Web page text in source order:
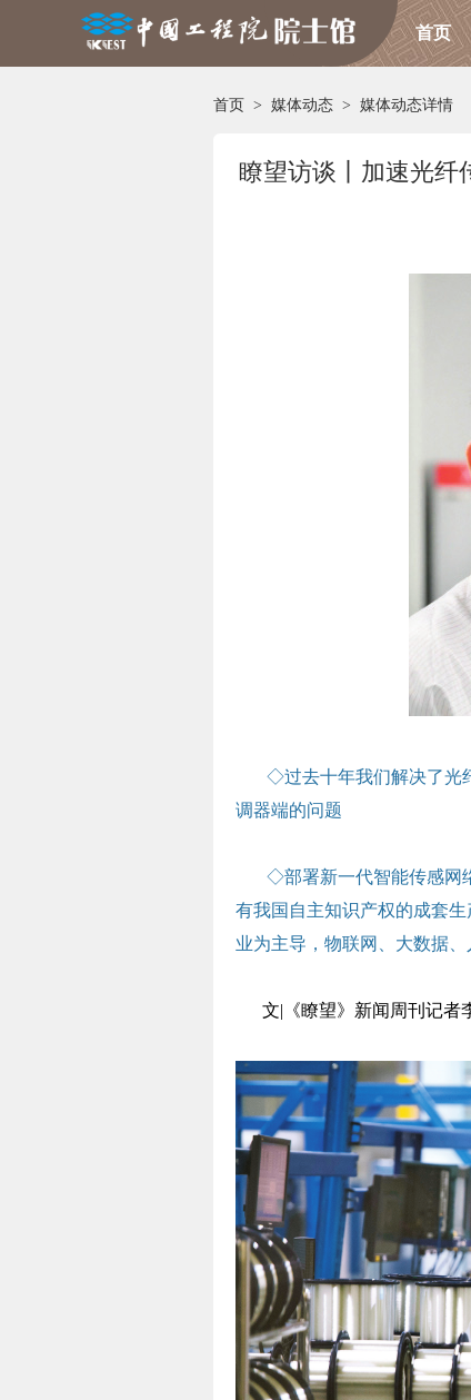
首页
首页 > 媒体动态 > 媒体动态详情
瞭望访谈丨加速光
◇过去十年我们解决了光
调器端的问题
◇部署新一代智能传感网
有我国自主知识产权的成套
业为主导，物联网、大数据
文|《瞭望》新闻周刊记者